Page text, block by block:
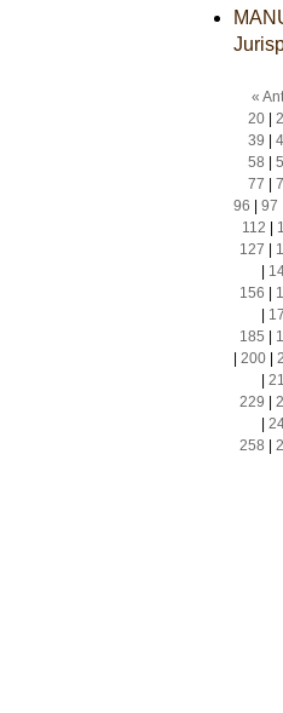
«
20|
39
58
77
96
97
112
127
156
185
200|
229
258